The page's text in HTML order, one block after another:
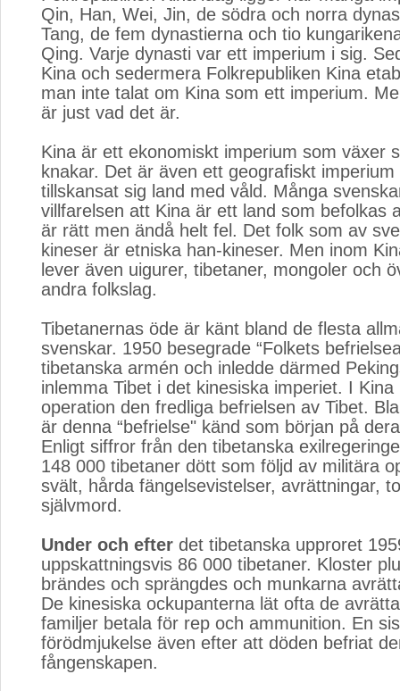
Qin, Han, Wei, Jin, de södra och norra
Tang, de fem dynastierna och tio
Qing. Varje dynasti var ett imperium i sig.
Kina och sedermera Folkrepubliken Kina
man inte talat om Kina som ett imperium.
är just vad det är.
Kina är ett ekonomiskt imperium som växer
knakar. Det är även ett geografiskt
tillskansat sig land med våld. Många
villfarelsen att Kina är ett land som befolkas
är rätt men ändå helt fel. Det folk som av
kineser är etniska han-kineser. Men inom
lever även uigurer, tibetaner, mongoler och
andra folkslag.
Tibetanernas öde är känt bland de flesta
svenskar. 1950 besegrade “Folkets
tibetanska armén och inledde därmed
inlemma Tibet i det kinesiska imperiet. I Kina
operation den fredliga befrielsen av Tibet.
är denna “befrielse" känd som början på
Enligt siffror från den tibetanska
148 000 tibetaner dött som följd av militära
svält, hårda fängelsevistelser, avrättningar,
självmord.
Under och efter det tibetanska upproret
uppskattningsvis 86 000 tibetaner. Kloster
brändes och sprängdes och munkarna
De kinesiska ockupanterna lät ofta de
familjer betala för rep och ammunition. En
förödmjukelse även efter att döden befriat
fångenskapen.